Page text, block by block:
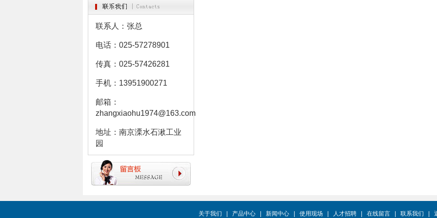
联系人：张总
电话：025-57278901
传真：025-57426281
手机：13951900271
邮箱：
zhangxiaohu1974@163.com
地址：南京溧水石湫工业
园
关于我们 产品中心| 新闻中心| 使用现场| 人才招聘| 在线留言| 联系我们